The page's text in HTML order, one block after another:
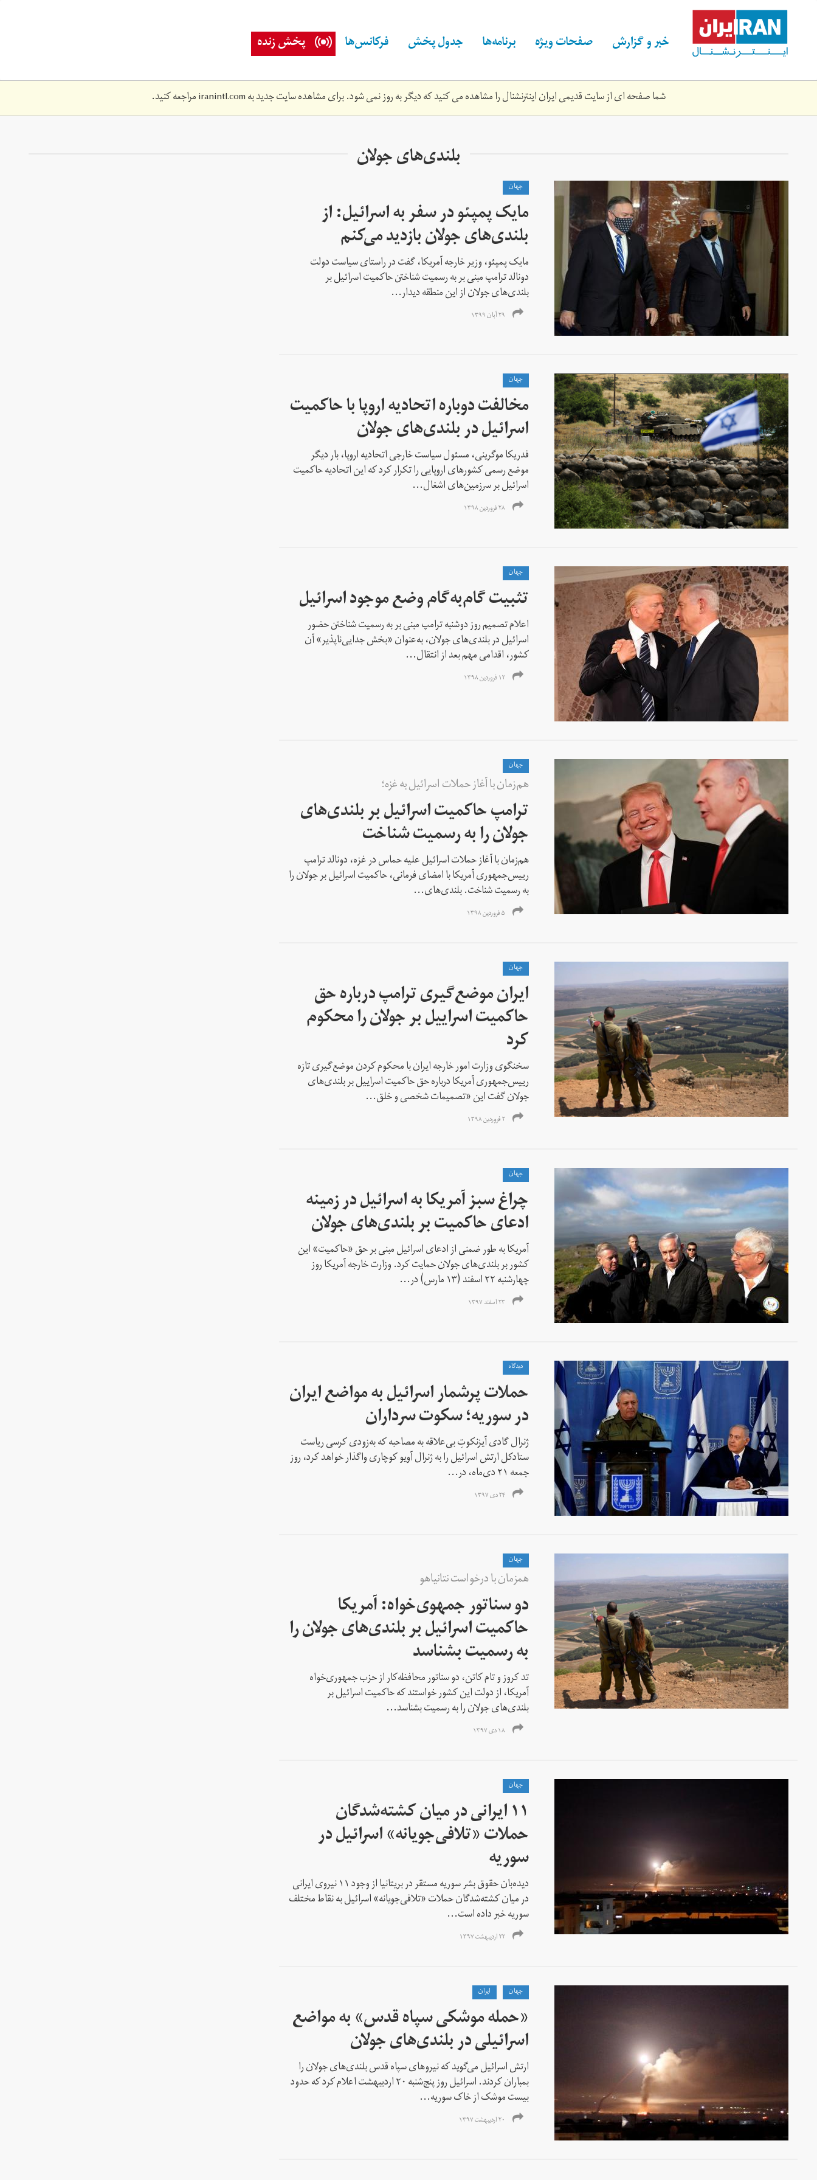
content خبر و گزارش صفحات ویژه برنامه‌ها جدول پخش فرکانس‌ها پخش زنده
شما صفحه ای از سایت قدیمی ایران اینترنشنال را مشاهده می کنید که دیگر به روز نمی شود. برای مشاهده سایت جدید بهiranintl.comمراجعه کنید.
بلندی‌های جولان
جهان
مایک پمپئو در سفر به اسرائیل: از
بلندی‌های جولان بازدید می‌کنم
مایک پمپئو،‌ وزیر خارجه آمریکا، گفت در راستای سیاست دولت
دونالد ترامپ مبنی بر به رسمیت شناختن حاکمیت اسرائیل بر
بلندی‌های جولان از این منطقه دیدار...
۲۹ آبان ۱۳۹۹
جهان
مخالفت دوباره اتحادیه اروپا با حاکمیت
اسرائیل در بلندی‌های جولان
فدریکا موگرینی، مسئول سیاست خارجی اتحادیه اروپا، بار دیگر
موضع رسمی کشورهای اروپایی را تکرار کرد که این اتحادیه حاکمیت
اسرائیل بر سرزمین‌های اشغال...
۲۸ فروردین ۱۳۹۸
جهان
تثبیت گام‌به‌گام وضع موجود اسرائیل
اعلام تصمیم روز دوشنبه ترامپ مبنی بر به رسمیت شناختن حضور
اسرائیل در بلندی‌های جولان، به‌عنوان «بخش جدایی‌ناپذیر» آن
کشور، اقدامی مهم بعد از انتقال...
۱۲ فروردین ۱۳۹۸
جهان
هم‌زمان با آغاز حملات اسرائیل به غزه؛
ترامپ حاکمیت اسرائيل بر بلندی‌های
جولان را به رسمیت شناخت
هم‌زمان با آغاز حملات اسرائیل علیه حماس در غزه، دونالد ترامپ
رییس‌جمهوری آمریکا با امضای فرمانی، حاکمیت اسرائيل بر جولان را
به رسمیت شناخت. بلندی‌های...
۵ فروردین ۱۳۹۸
جهان
ایران موضع‌گیری ترامپ درباره حق
حاکمیت اسراییل بر جولان را محکوم
کرد
سخنگوی وزارت امور خارجه ایران با محکوم کردن موضع‌گیری تازه
رییس‌جمهوری آمریکا درباره حق حاکمیت اسراییل بر بلندی‌های
جولان گفت این «تصمیمات شخصی و خلق...
۲ فروردین ۱۳۹۸
جهان
چراغ سبز آمریکا به اسرائیل در زمینه
ادعای حاکمیت بر بلندی‌های جولان
آمریکا به طور ضمنی از ادعای اسرائیل مبنی بر حق «حاکمیت» این
کشور بر بلندی‌های جولان حمایت کرد. وزارت خارجه آمریکا روز
چهارشنبه ۲۲ اسفند (۱۳ مارس) در...
۲۳ اسفند ۱۳۹۷
دیدگاه
حملات پرشمار اسرائیل به مواضع ایران
در سوریه؛ سکوت سرداران
ژنرال گادی آیزنکوتِ بی‌علاقه به مصاحبه که به‌زودی کرسی ریاست
ستادکل ارتش اسرائیل را به ژنرال آویو کوچاری واگذار خواهد کرد، روز
جمعه ۲۱ دی‌ماه، در...
۲۴ دی ۱۳۹۷
جهان
همزمان با درخواست نتانیاهو
دو سناتور جمهوی‌خواه: آمریکا
حاکمیت اسرائیل بر بلندی‌های جولان را
به رسمیت بشناسد
تد کروز و تام کاتن، دو سناتور محافظه‌کار از حزب جمهوری‌خواه
آمریکا، از دولت این کشور خواستند که حاکمیت اسرائیل بر
بلندی‌های جولان را به رسمیت بشناسد...
۱۸ دی ۱۳۹۷
جهان
۱۱ ایرانی در میان کشته‌شدگان
حملات «تلافی‌جویانه» اسرائیل در
سوریه
دیده‌بان حقوق بشر سوریه مستقر در بریتانیا از وجود ۱۱ نیروی ایرانی
در میان کشته‌شدگان حملات «تلافی‌جویانه» اسرائیل به نقاط مختلف
سوریه خبر داده است...
۲۲ اردیبهشت ۱۳۹۷
جهان ايران
«حمله موشکی سپاه قدس» به مواضع
اسرائیلی در بلندی‌های جولان
ارتش اسرائیل می‌گوید که نیروهای سپاه قدس بلندی‌های جولان را
بمباران کردند. اسرائیل روز پنج‌شنبه ۲۰ اردیبهشت اعلام کرد که حدود
بیست موشک از خاک سوریه...
۲۰ اردیبهشت ۱۳۹۷